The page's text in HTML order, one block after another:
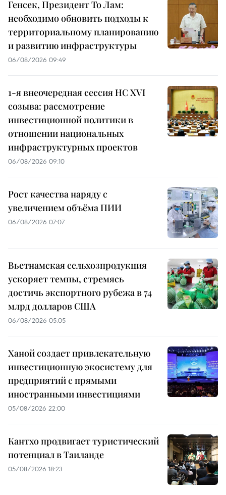
Генсек, Президент То Лам:
необходимо обновить подходы к
территориальному планированию
и развитию инфраструктуры
06/08/2026 09:49
1-я внеочередная сессия НС XVI
созыва: рассмотрение
инвестиционной политики в
отношении национальных
инфраструктурных проектов
06/08/2026 09:10
Рост качества наряду с
увеличением объёма ПИИ
06/08/2026 07:07
Вьетнамская сельхозпродукция
ускоряет темпы, стремясь
достичь экспортного рубежа в 74
млрд долларов США
06/08/2026 05:05
Ханой создает привлекательную
инвестиционную экосистему для
предприятий с прямыми
иностранными инвестициями
05/08/2026 22:00
Кантхо продвигает туристический
потенциал в Таиланде
05/08/2026 18:23